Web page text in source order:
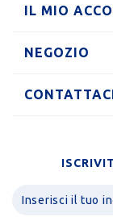
IL MIO
NEGOZIO